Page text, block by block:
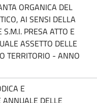
ORGANICA DEL
AI SENSI DELLA
PRESA ATTO E
ASSETTO DELLE
TERRITORIO - ANNO
E
DELLE